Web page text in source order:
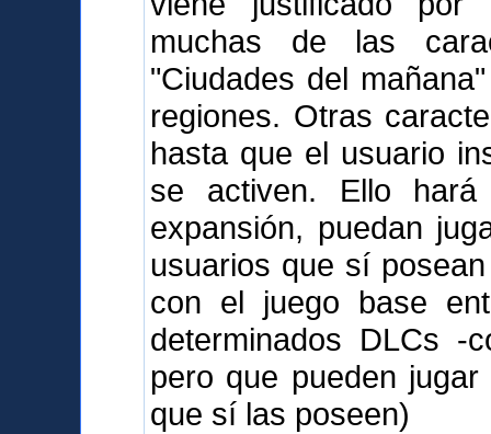
muchas de las
"Ciudades del
regiones. Otras
hasta que el usuario
se activen. Ello
expansión, puedan
usuarios que sí
con el juego base
determinados DLCs -
pero que pueden
que sí las poseen)